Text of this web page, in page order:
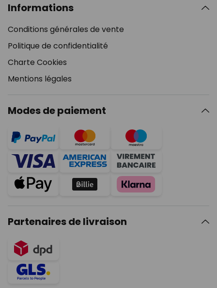
Informations
Conditions générales de vente
Politique de confidentialité
Charte Cookies
Mentions légales
Modes de paiement
Partenaires de livraison